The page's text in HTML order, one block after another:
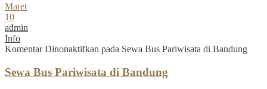
Maret
10
admin
Info
Komentar Dinonaktifkan pada Sewa Bus Pariwisata di Bandung
Sewa Bus Pariwisata di Bandung